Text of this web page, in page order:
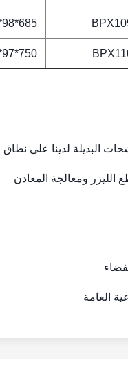
685*98*1090ملم
750*97*1100 مم
البديلة لدينا على
ومعالجة المعادن
العامة